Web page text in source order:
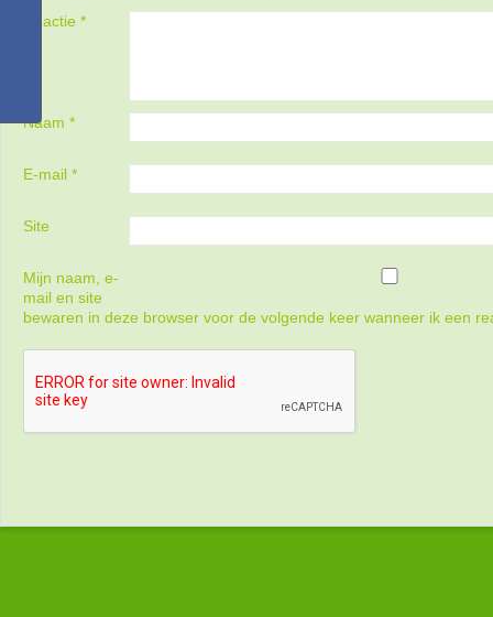
Reactie *
Naam *
E-mail *
Site
Mijn naam, e-
mail en site
bewaren in deze browser voor de volgende keer wanneer ik een